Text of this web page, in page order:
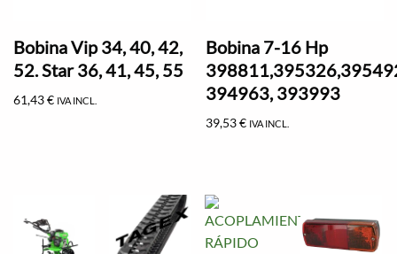
Bobina Vip 34, 40, 42,
52. Star 36, 41, 45, 55
61,43€ IVA INCL.
Bobina 7-16 Hp
394963, 393993
39,53€ IVA INCL.